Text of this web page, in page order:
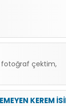
fotoğraf çektim,
KEREM